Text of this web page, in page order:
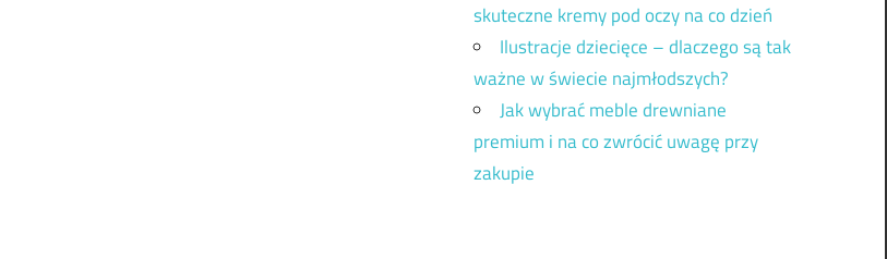
skuteczne kremy pod oczy na co dzień
Ilustracje dziecięce – dlaczego są tak
ważne w świecie najmłodszych?
Jak wybrać meble drewniane
premium i na co zwrócić uwagę przy
zakupie